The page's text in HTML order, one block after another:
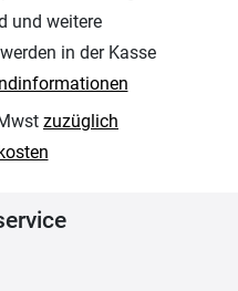
und weitere
in der Kasse
zuzüglich